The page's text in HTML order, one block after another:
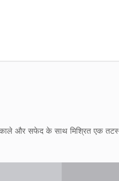
काले और सफेद के साथ मिश्रित एक